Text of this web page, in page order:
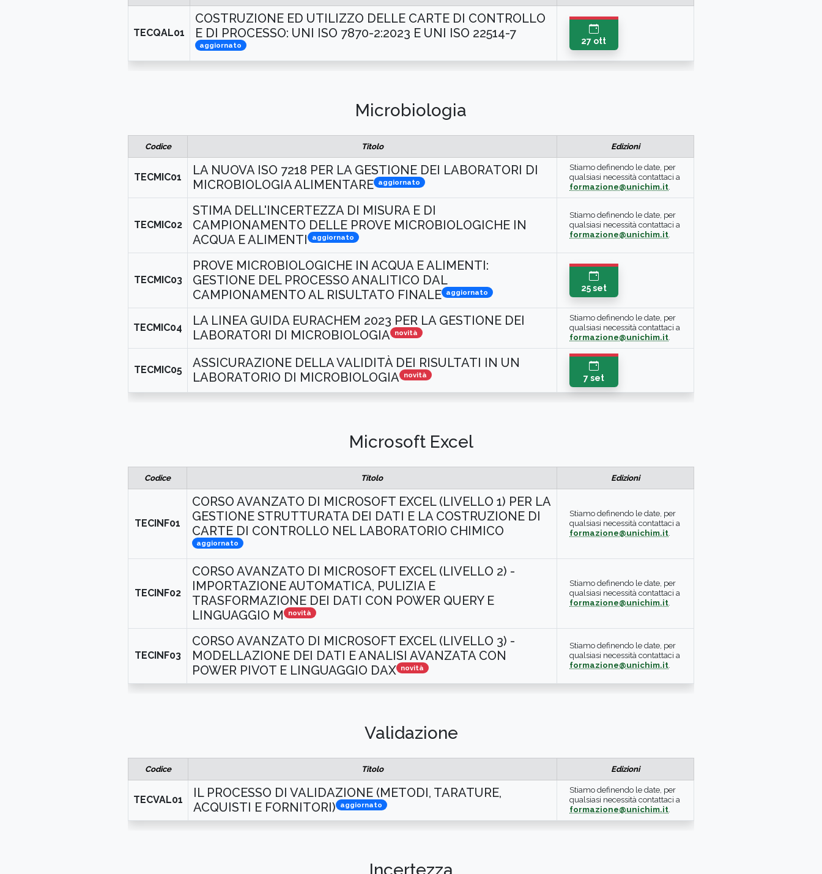
TECQAL01
COSTRUZIONE ED UTILIZZO DELLE CARTE DI CONTROLLO
E DI PROCESSO: UNI ISO 7870-2:2023 E UNI ISO 22514-7
aggiornato 27 ott
Microbiologia
Codice Titolo Edizioni
TECMIC01
LA NUOVA ISO 7218 PER LA GESTIONE DEI LABORATORI DI
MICROBIOLOGIA ALIMENTARE aggiornato
Stiamo definendo le date, per
qualsiasi necessità contattaci a
formazione@unichim.it.
TECMIC02
STIMA DELL'INCERTEZZA DI MISURA E DI
CAMPIONAMENTO DELLE PROVE MICROBIOLOGICHE IN
ACQUA E ALIMENTI
aggiornato
Stiamo definendo le date, per
qualsiasi necessità contattaci a
formazione@unichim.it.
TECMIC03
PROVE MICROBIOLOGICHE IN ACQUA E ALIMENTI:
GESTIONE DEL PROCESSO ANALITICO DAL
CAMPIONAMENTO AL RISULTATO FINALE aggiornato 25 set
TECMIC04
LA LINEA GUIDA EURACHEM 2023 PER LA GESTIONE DEI
LABORATORI DI MICROBIOLOGIA novità
Stiamo definendo le date, per
qualsiasi necessità contattaci a
formazione@unichim.it.
TECMIC05
ASSICURAZIONE DELLA VALIDITÀ DEI RISULTATI IN UN
LABORATORIO DI MICROBIOLOGIA novità 7 set
Microsoft Excel
Codice Titolo Edizioni
TECINF01
CORSO AVANZATO DI MICROSOFT EXCEL (LIVELLO 1) PER LA
GESTIONE STRUTTURATA DEI DATI E LA COSTRUZIONE DI
CARTE DI CONTROLLO NEL LABORATORIO CHIMICO
aggiornato
Stiamo definendo le date, per
qualsiasi necessità contattaci a
formazione@unichim.it.
TECINF02
CORSO AVANZATO DI MICROSOFT EXCEL (LIVELLO 2) -
IMPORTAZIONE AUTOMATICA, PULIZIA E
TRASFORMAZIONE DEI DATI CON POWER QUERY E
LINGUAGGIO M
novità
Stiamo definendo le date, per
qualsiasi necessità contattaci a
formazione@unichim.it.
TECINF03
CORSO AVANZATO DI MICROSOFT EXCEL (LIVELLO 3) -
MODELLAZIONE DEI DATI E ANALISI AVANZATA CON
POWER PIVOT E LINGUAGGIO DAX novità
Stiamo definendo le date, per
qualsiasi necessità contattaci a
formazione@unichim.it.
Validazione
Codice Titolo Edizioni
TECVAL01
IL PROCESSO DI VALIDAZIONE (METODI, TARATURE,
ACQUISTI E FORNITORI)
aggiornato
Stiamo definendo le date, per
qualsiasi necessità contattaci a
formazione@unichim.it.